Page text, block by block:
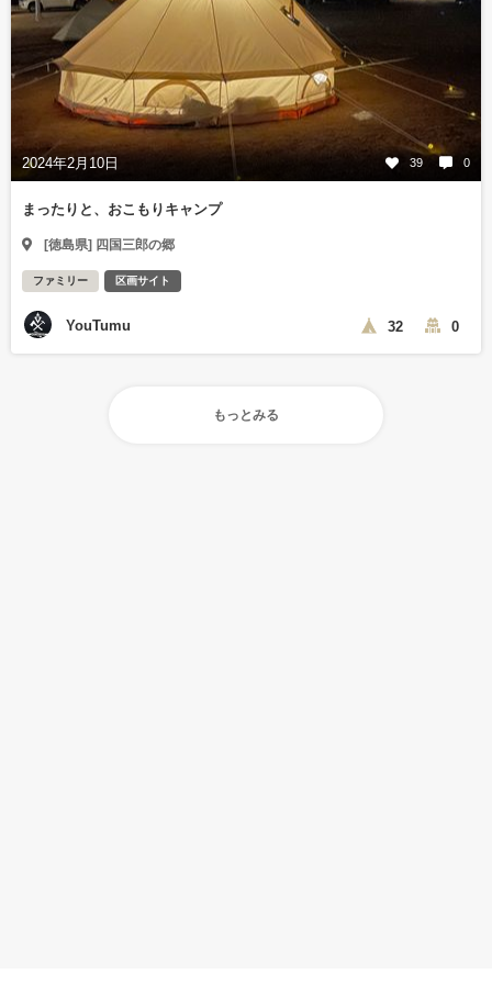
2024年2月10日 39 0
まったりと、おこもりキャンプ
[徳島県] 四国三郎の郷
ファミリー 区画サイト
YouTumu 32 0
もっとみる